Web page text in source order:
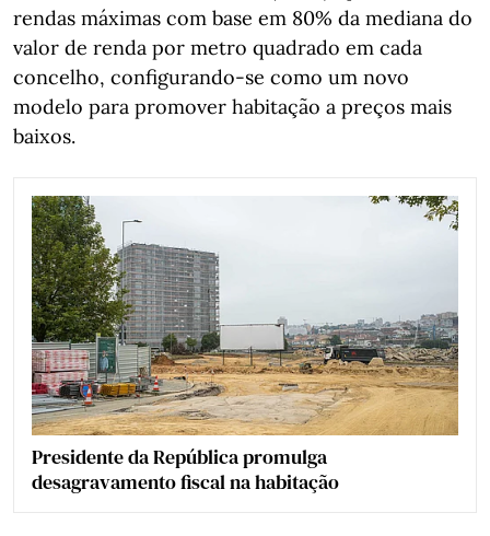
rendas máximas com base em 80% da mediana do
valor de renda por metro quadrado em cada
concelho, configurando‑se como um novo
modelo para promover habitação a preços mais
baixos.
Presidente da República promulga
desagravamento fiscal na habitação